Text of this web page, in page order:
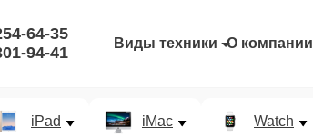
64-35
94-41
Виды техники О компании
iPad iMac Watch